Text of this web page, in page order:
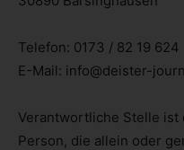
Telefon: 0173 / 82 19 624
E-Mail: info@deister-
Verantwortliche Stelle
Person, die allein oder